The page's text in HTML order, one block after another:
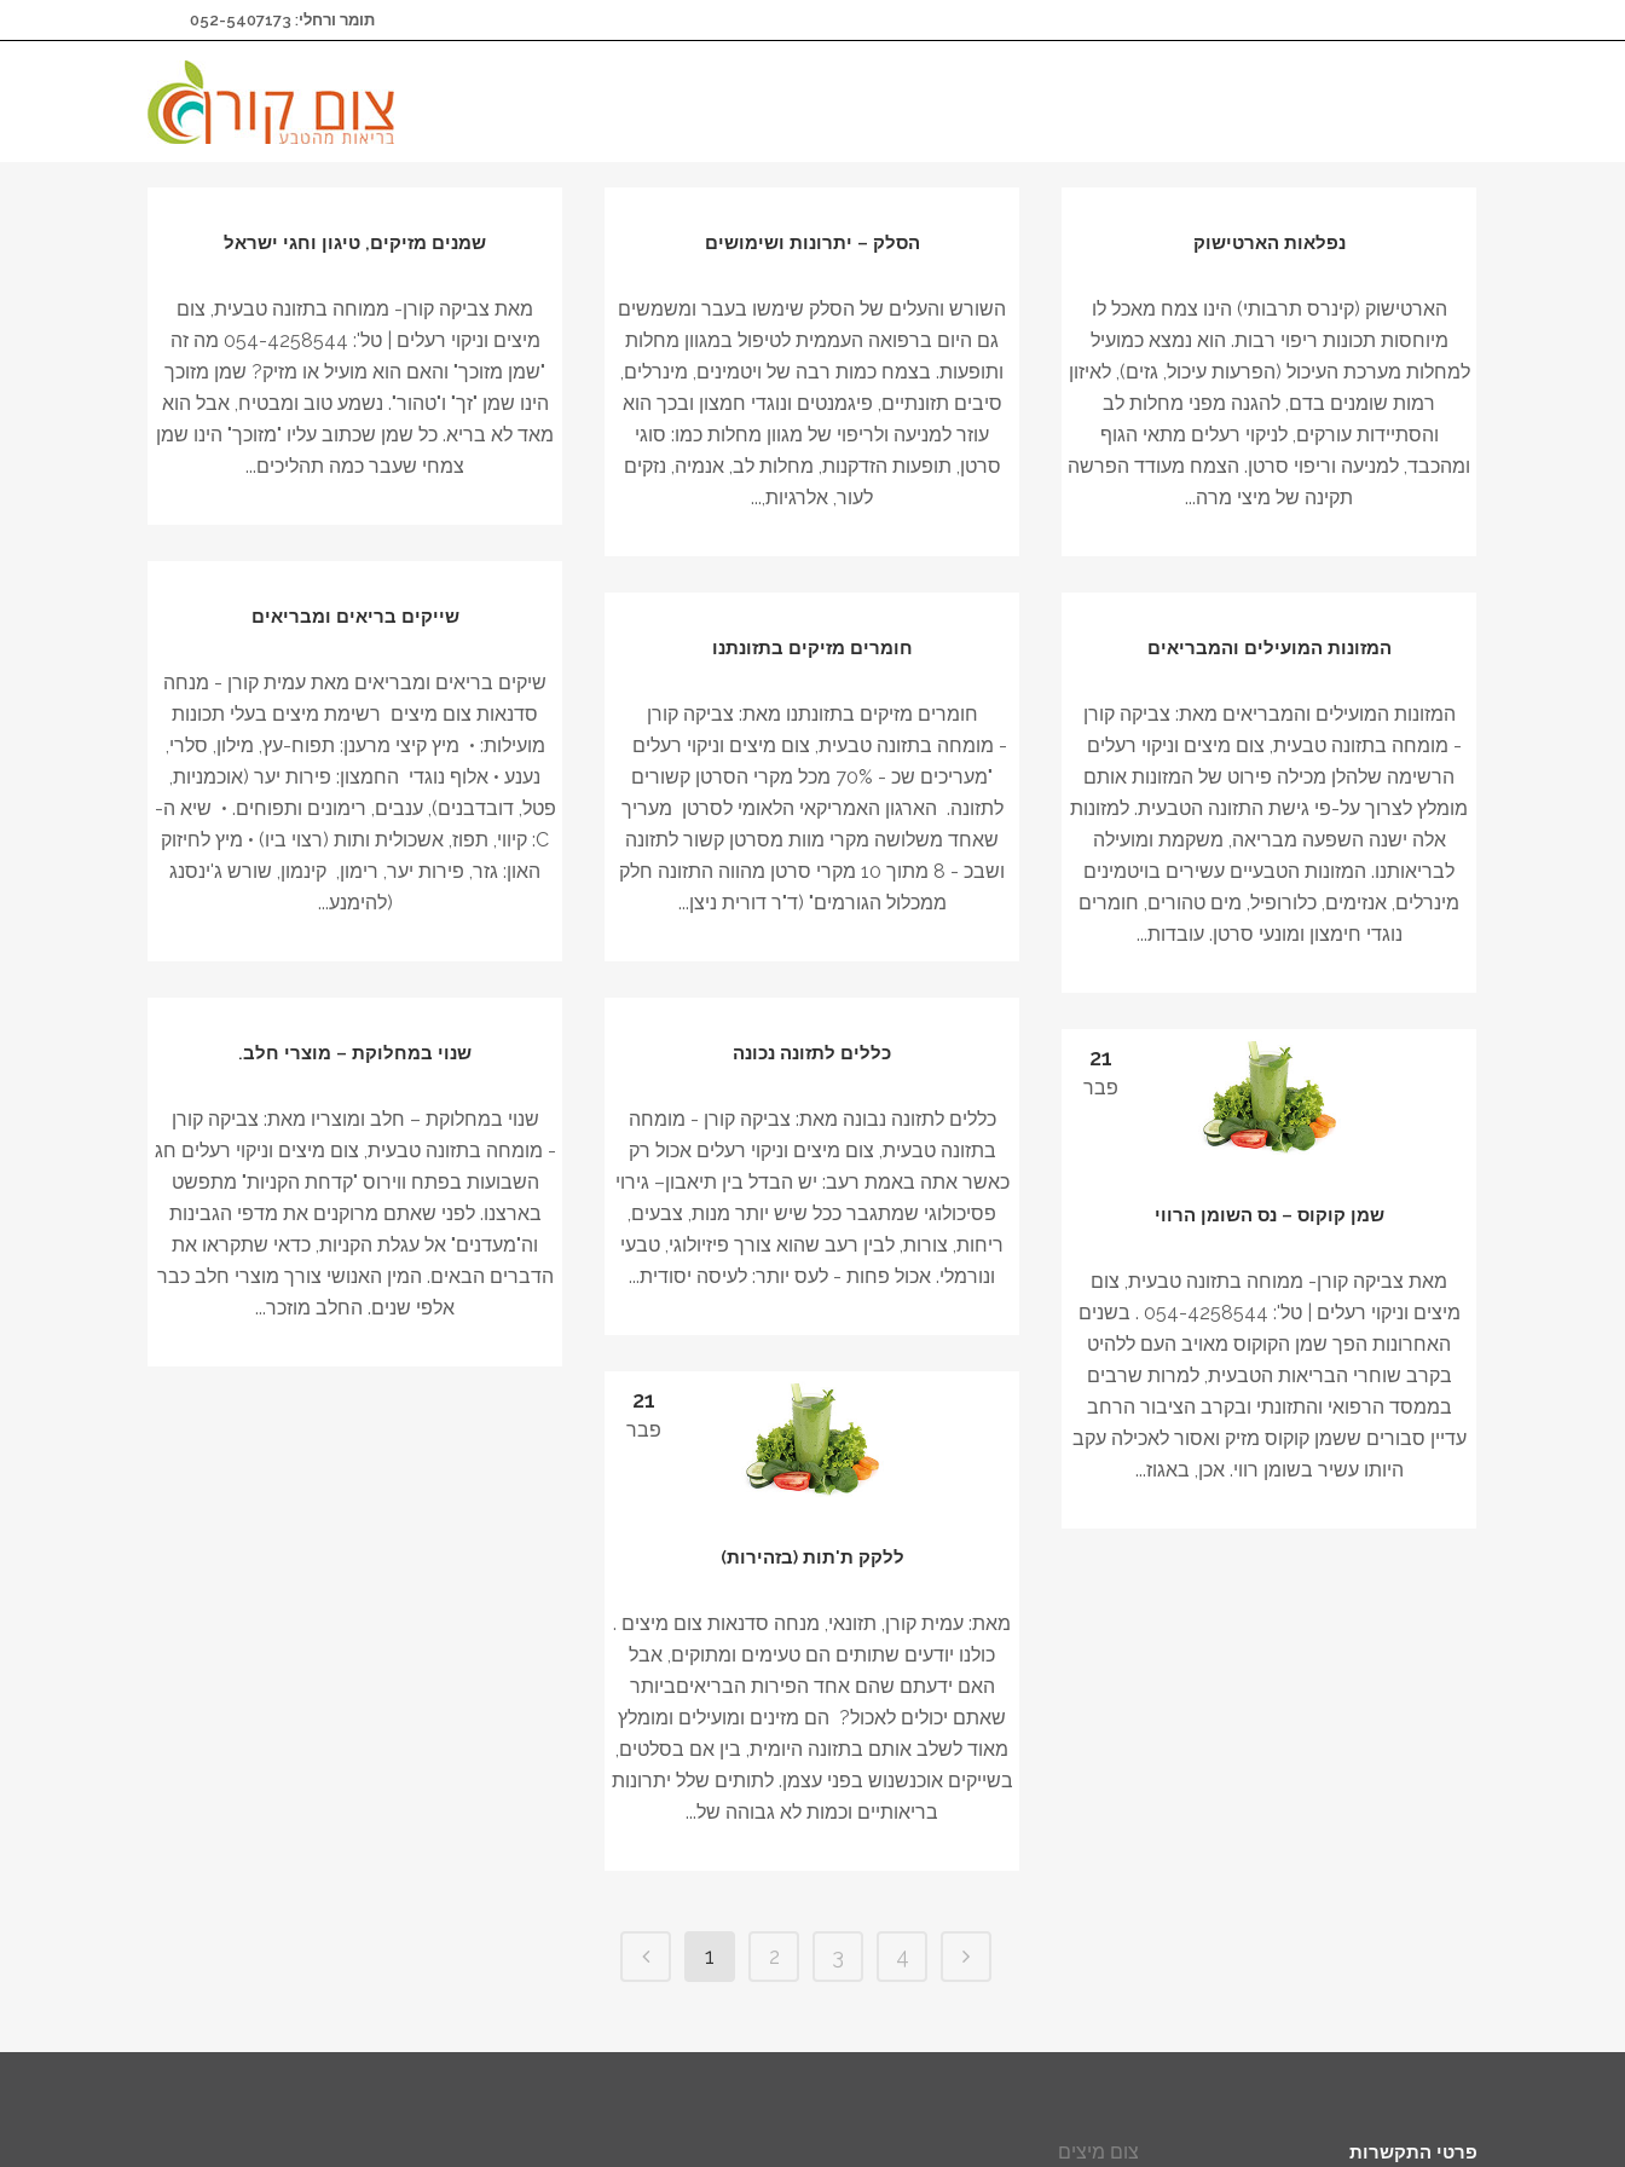
תומר ורחלי: 052-5407173
שמנים מזיקים, טיגון וחגי ישראל
מאת צביקה קורן- ממוחה בתזונה טבעית, צום
מיצים וניקוי רעלים | טל': 054-4258544 מה זה
"שמן מזוכך" והאם הוא מועיל או מזיק? שמן מזוכך
הינו שמן "זך" ו"טהור". נשמע טוב ומבטיח, אבל הוא
מאד לא בריא. כל שמן שכתוב עליו "מזוכך" הינו שמן
צמחי שעבר כמה תהליכים...
הסלק – יתרונות ושימושים
השורש והעלים של הסלק שימשו בעבר ומשמשים
גם היום ברפואה העממית לטיפול במגוון מחלות
ותופעות. בצמח כמות רבה של ויטמינים, מינרלים,
סיבים תזונתיים, פיגמנטים ונוגדי חמצון ובכך הוא
עוזר למניעה ולריפוי של מגוון מחלות כמו: סוגי
סרטן, תופעות הזדקנות, מחלות לב, אנמיה, נזקים
לעור, אלרגיות,...
נפלאות הארטישוק
הארטישוק (קינרס תרבותי) הינו צמח מאכל לו
מיוחסות תכונות ריפוי רבות. הוא נמצא כמועיל
למחלות מערכת העיכול (הפרעות עיכול, גזים), לאיזון
רמות שומנים בדם, להגנה מפני מחלות לב
והסתיידות עורקים, לניקוי רעלים מתאי הגוף
ומהכבד, למניעה וריפוי סרטן. הצמח מעודד הפרשה
תקינה של מיצי מרה...
שייקים בריאים ומבריאים
שיקים בריאים ומבריאים מאת עמית קורן - מנחה
סדנאות צום מיצים רשימת מיצים בעלי תכונות
מועילות: • מיץ קיצי מרענן: תפוח-עץ, מילון, סלרי,
נענע • אלוף נוגדי החמצון: פירות יער (אוכמניות,
פטל, דובדבנים), ענבים, רימונים ותפוחים. • שיא ה-
C: קיווי, תפוז, אשכולית ותות (רצוי ביו) • מיץ לחיזוק
האון: גזר, פירות יער, רימון, קינמון, שורש ג'ינסנג
(להימנע...
חומרים מזיקים בתזונתנו
חומרים מזיקים בתזונתנו מאת: צביקה קורן
- מומחה בתזונה טבעית, צום מיצים וניקוי רעלים
"מעריכים שכ - 70% מכל מקרי הסרטן קשורים
לתזונה. הארגון האמריקאי הלאומי לסרטן מעריך
שאחד משלושה מקרי מוות מסרטן קשור לתזונה
ושבכ - 8 מתוך 10 מקרי סרטן מהווה התזונה חלק
ממכלול הגורמים" (ד"ר דורית ניצן...
המזונות המועילים והמבריאים
המזונות המועילים והמבריאים מאת: צביקה קורן
- מומחה בתזונה טבעית, צום מיצים וניקוי רעלים
הרשימה שלהלן מכילה פירוט של המזונות אותם
מומלץ לצרוך על-פי גישת התזונה הטבעית. למזונות
אלה ישנה השפעה מבריאה, משקמת ומועילה
לבריאותנו. המזונות הטבעיים עשירים בויטמינים
מינרלים, אנזימים, כלורופיל, מים טהורים, חומרים
נוגדי חימצון ומונעי סרטן. עובדות...
שנוי במחלוקת – מוצרי חלב.
שנוי במחלוקת – חלב ומוצריו מאת: צביקה קורן
- מומחה בתזונה טבעית, צום מיצים וניקוי רעלים חג
השבועות בפתח ווירוס "קדחת הקניות" מתפשט
בארצנו. לפני שאתם מרוקנים את מדפי הגבינות
וה"מעדנים" אל עגלת הקניות, כדאי שתקראו את
הדברים הבאים. המין האנושי צורך מוצרי חלב כבר
אלפי שנים. החלב מוזכר...
כללים לתזונה נכונה
כללים לתזונה נבונה מאת: צביקה קורן - מומחה
בתזונה טבעית, צום מיצים וניקוי רעלים אכול רק
כאשר אתה באמת רעב: יש הבדל בין תיאבון– גירוי
פסיכולוגי שמתגבר ככל שיש יותר מנות, צבעים,
ריחות, צורות, לבין רעב שהוא צורך פיזיולוגי, טבעי
ונורמלי. אכול פחות - לעס יותר: לעיסה יסודית...
21
פבר
שמן קוקוס – נס השומן הרווי
מאת צביקה קורן- ממוחה בתזונה טבעית, צום
מיצים וניקוי רעלים | טל': 054-4258544 . בשנים
האחרונות הפך שמן הקוקוס מאויב העם ללהיט
בקרב שוחרי הבריאות הטבעית, למרות שרבים
בממסד הרפואי והתזונתי ובקרב הציבור הרחב
עדיין סבורים ששמן קוקוס מזיק ואסור לאכילה עקב
היותו עשיר בשומן רווי. אכן, באגוז...
21
פבר
ללקק ת'תות (בזהירות)
מאת: עמית קורן, תזונאי, מנחה סדנאות צום מיצים .
כולנו יודעים שתותים הם טעימים ומתוקים, אבל
האם ידעתם שהם אחד הפירות הבריאיםביותר
שאתם יכולים לאכול? הם מזינים ומועילים ומומלץ
מאוד לשלב אותם בתזונה היומית, בין אם בסלטים,
בשייקים אוכנשנוש בפני עצמן. לתותים שלל יתרונות
בריאותיים וכמות לא גבוהה של...
1 2 3 4
פרטי התקשרות צום מיצים